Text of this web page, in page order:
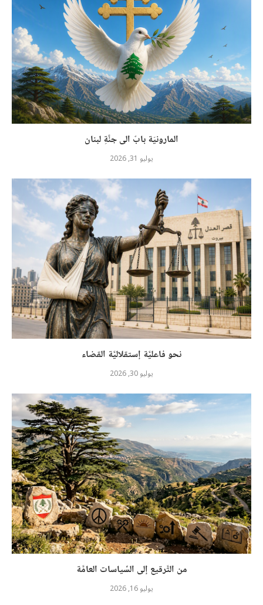
المارونيّة بابٌ الى جنَّةِ لبنان
يوليو 31, 2026
نحو فاعليَّة إستقلاليَّة القضاء
يوليو 30, 2026
من التَّرقيع إلى السِّياسات العامَّة
يوليو 16, 2026